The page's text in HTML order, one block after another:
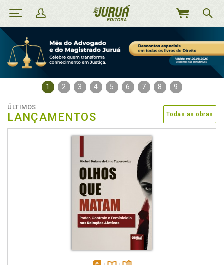
MEU
1 2 3 4 5 6 7 8 9
ÚLTIMOS
LANÇAMENTOS Todas as obras